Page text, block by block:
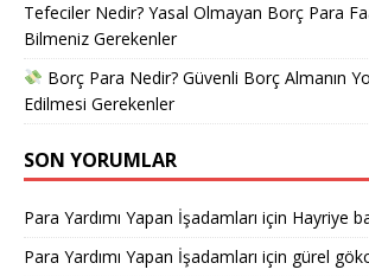
Tefeciler Nedir? Yasal Olmayan Borç Para
Bilmeniz Gerekenler
Borç Para Nedir? Güvenli Borç Almanın
Edilmesi Gerekenler
SON YORUMLAR
Para Yardımı Yapan İşadamları için Hayriye
Para Yardımı Yapan İşadamları için gürel